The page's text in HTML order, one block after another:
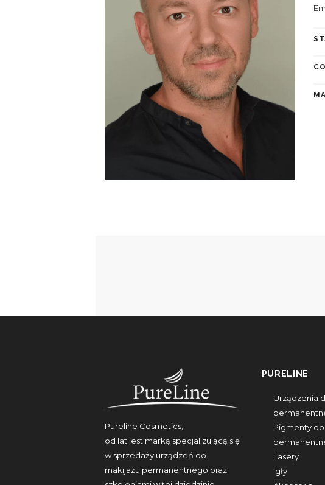
Pureline Cosmetics,
od lat jest marką specjalizującą się
w sprzedaży urządzeń do
makijażu permanentnego oraz
PURELINE
Urządzenia
Pigmenty
Lasery
Igły